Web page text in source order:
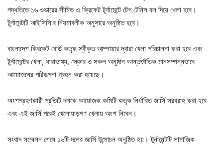
পদ্ধতিতে ১৬ ওভারের সীমিত এ ক্রিকেট টুর্নামেন্টে টেপ টেনিস বল দিয়ে খেলা হবে।
টুর্নামেন্টটি আইসিসি’র নিয়মাবলীক অনুসারে অনুষ্ঠিত হবে।
বাংলাদেশ ক্রিকেট বোর্ড কতৃক স্বীকৃত আম্পায়ার দ্বারা খেলা পরিচালনা করা হবে এবং
টুর্নামেন্টের খেলা, ধারাভাষ্য, স্কোর ও সকল অনুষ্ঠান আন্তর্জাতিক মানসম্পন্নভাবে
আয়োজনের পরিকল্পনা গ্রহন করা হয়েছে।
অংশগ্রহণকারী প্রতিটি দলকে আয়োজক কমিটি কতৃক নির্ধারিত জার্সি সরবরাহ করা হবে
এবং এই জার্সি পরেই খেলোয়াড়গণ খেলায় অংশ নিবেন।
সংবাদ সম্মেলন শেষে ১৬টি দলের জার্সি উন্মোচন অনুষ্ঠিত হয়। টুর্নামেন্টটি সামাজিক